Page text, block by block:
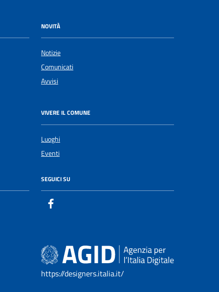
NOVITÀ
Notizie
Comunicati
Avvisi
VIVERE IL COMUNE
Luoghi
Eventi
SEGUICI SU
https://designers.italia.it/